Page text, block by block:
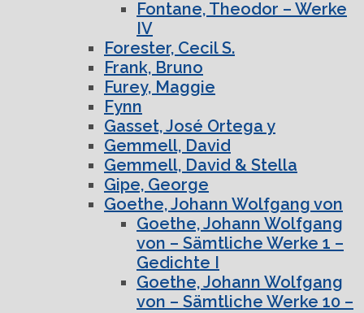
Fontane, Theodor – Werke
IV
Forester, Cecil S.
Frank, Bruno
Furey, Maggie
Fynn
Gasset, José Ortega y
Gemmell, David
Gemmell, David & Stella
Gipe, George
Goethe, Johann Wolfgang von
Goethe, Johann Wolfgang
von – Sämtliche Werke 1 –
Gedichte I
Goethe, Johann Wolfgang
von – Sämtliche Werke 10 –